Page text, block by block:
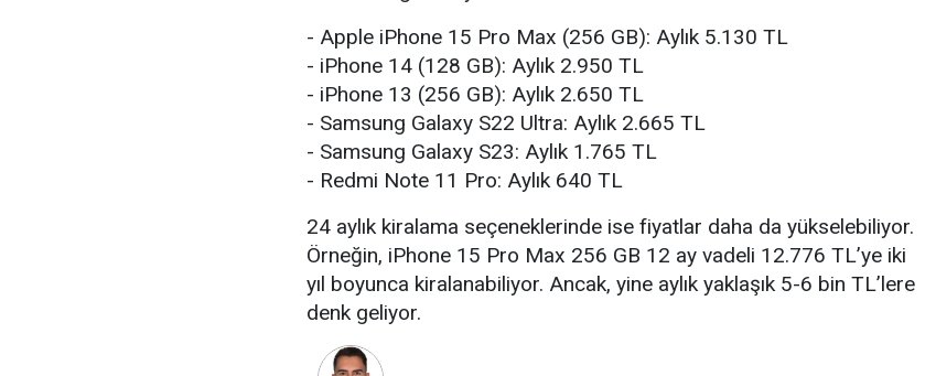
- Apple iPhone 15 Pro Max (256 GB): Aylık 5.130 TL
- iPhone 14 (128 GB): Aylık 2.950 TL
- iPhone 13 (256 GB): Aylık 2.650 TL
- Samsung Galaxy S22 Ultra: Aylık 2.665 TL
- Samsung Galaxy S23: Aylık 1.765 TL
- Redmi Note 11 Pro: Aylık 640 TL
24 aylık kiralama seçeneklerinde ise fiyatlar daha da yükselebiliyor.
Örneğin, iPhone 15 Pro Max 256 GB 12 ay vadeli 12.776 TL’ye iki
yıl boyunca kiralanabiliyor. Ancak, yine aylık yaklaşık 5-6 bin TL’lere
denk geliyor.